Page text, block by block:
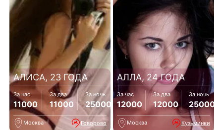
АЛИСА, 23 ГОДА
За час
11000
За два
11000
За ночь
25000
Москва Говорово
АЛЛА, 24 ГОДА
За час
12000
За два
12000
За ночь
25000
Москва Кузьминки